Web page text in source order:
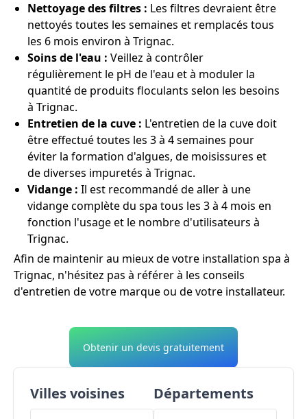
Nettoyage des filtres : Les filtres devraient être
nettoyés toutes les semaines et remplacés tous
les 6 mois environ à Trignac.
Soins de l'eau : Veillez à contrôler
régulièrement le pH de l'eau et à moduler la
quantité de produits floculants selon les besoins
à Trignac.
Entretien de la cuve : L'entretien de la cuve doit
être effectué toutes les 3 à 4 semaines pour
éviter la formation d'algues, de moisissures et
de diverses impuretés à Trignac.
Vidange : Il est recommandé de aller à une
vidange complète du spa tous les 3 à 4 mois en
fonction l'usage et le nombre d'utilisateurs à
Trignac.
Afin de maintenir au mieux de votre installation spa à
Trignac, n'hésitez pas à référer à les conseils
d'entretien de votre marque ou de votre installateur.
Obtenir un devis gratuitement
Villes voisines Départements